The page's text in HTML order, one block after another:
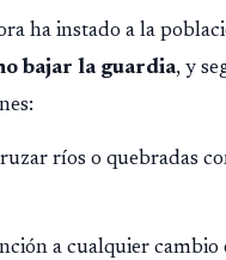
ha instado a la
bajar la guardia, y
ríos o quebradas
a cualquier cambio